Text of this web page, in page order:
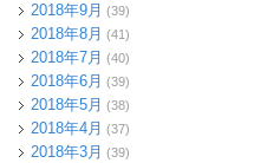
2018年9月 (39)
2018年8月 (41)
2018年7月 (40)
2018年6月 (39)
2018年5月 (38)
2018年4月 (37)
2018年3月 (39)